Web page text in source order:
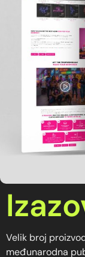
Velik broj
međunarodna